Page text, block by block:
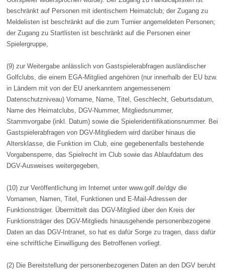
beschränkt auf Personen mit identischem Heimatclub; der Zugang zu
Meldelisten ist beschränkt auf die zum Turnier angemeldeten Personen;
der Zugang zu Startlisten ist beschränkt auf die Personen einer
Spielergruppe,
(9) zur Weitergabe anlässlich von Gastspielerabfragen ausländischer
Golfclubs, die einem EGA-Mitglied angehören (nur innerhalb der EU bzw.
in Ländern mit von der EU anerkanntem angemessenem
Datenschutzniveau) Vorname, Name, Titel, Geschlecht, Geburtsdatum,
Name des Heimatclubs, DGV-Nummer, Mitgliedsnummer,
Stammvorgabe (inkl. Datum) sowie die Spieleridentifikationsnummer. Bei
Gastspielerabfragen von DGV-Mitgliedern wird darüber hinaus die
Altersklasse, die Funktion im Club, eine gegebenenfalls bestehende
Vorgabensperre, das Spielrecht im Club sowie das Ablaufdatum des
DGV-Ausweises weitergegeben,
(10) zur Veröffentlichung im Internet unter www.golf.de/dgv die
Vornamen, Namen, Titel, Funktionen und E-Mail-Adressen der
Funktionsträger. Übermittelt das DGV-Mitglied über den Kreis der
Funktionsträger des DGV-Mitglieds hinausgehende personenbezogene
Daten an das DGV-Intranet, so hat es dafür Sorge zu tragen, dass dafür
eine schriftliche Einwilligung des Betroffenen vorliegt.
(2) Die Bereitstellung der personenbezogenen Daten an den DGV beruht